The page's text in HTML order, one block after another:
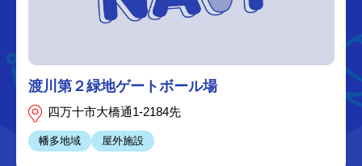
渡川第２緑地ゲートボール場
四万十市大橋通1-2184先
幡多地域 屋外施設